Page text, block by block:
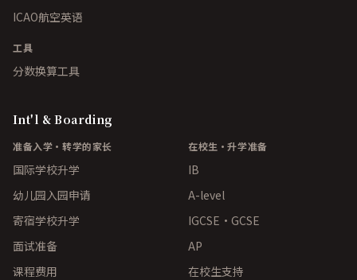
ICAO航空英语
工具
分数换算工具
Int'l & Boarding
准备入学·转学的家长
国际学校升学
幼儿园入园申请
寄宿学校升学
面试准备
课程费用
在校生·升学准备
IB
A-level
IGCSE・GCSE
AP
在校生支持